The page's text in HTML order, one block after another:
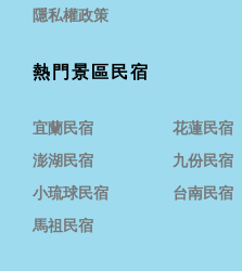
隱私權政策
熱門景區民宿
宜蘭民宿 花蓮民宿
澎湖民宿
九份民宿
小琉球民宿
台南民宿
馬祖民宿